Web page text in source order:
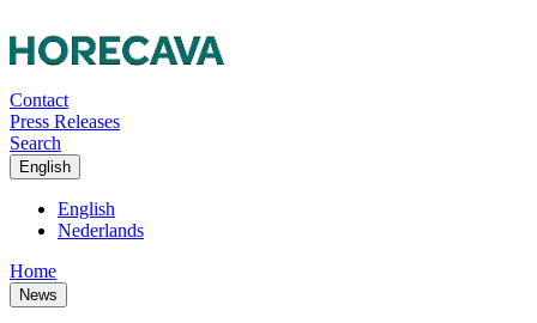
Contact
Press Releases
Search
English
English
Nederlands
Home
News